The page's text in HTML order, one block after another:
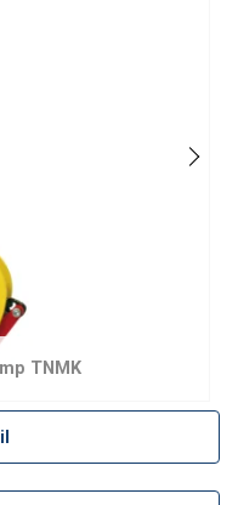
TNMK